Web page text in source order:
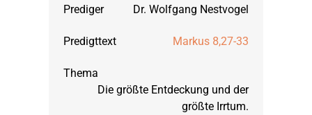
März 2002: 1. und
März 2001: Hosea,
Dr. Wolfgang Nestvogel
Markus 8,27-33
Die größte Entdeckung und der
größte Irrtum.